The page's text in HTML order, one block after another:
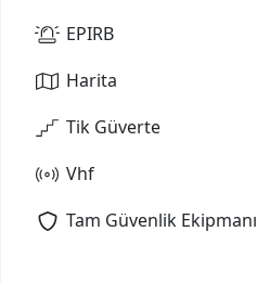
EPIRB
Harita
Tik Güverte
Vhf
Tam Güvenlik Ekipmanı